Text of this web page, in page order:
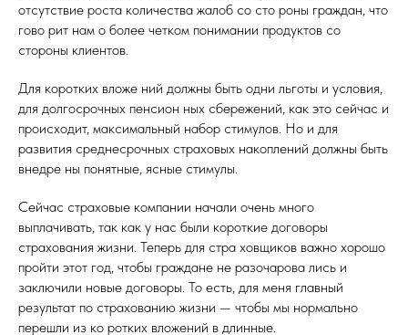
отсутствие роста количества жалоб со сто роны граждан, что
гово рит нам о более четком понимании продуктов со
стороны клиентов.
Для коротких вложе ний должны быть одни льготы и условия,
для долгосрочных пенсион ных сбережений, как это сейчас и
происходит, максимальный набор стимулов. Но и для
развития среднесрочных страховых накоплений должны быть
внедре ны понятные, ясные стимулы.
Сейчас страховые компании начали очень много
выплачивать, так как у нас были короткие договоры
страхования жизни. Теперь для стра ховщиков важно хорошо
пройти этот год, чтобы граждане не разочарова лись и
заключили новые договоры. То есть, для меня главный
результат по страхованию жизни — чтобы мы нормально
перешли из ко ротких вложений в длинные.